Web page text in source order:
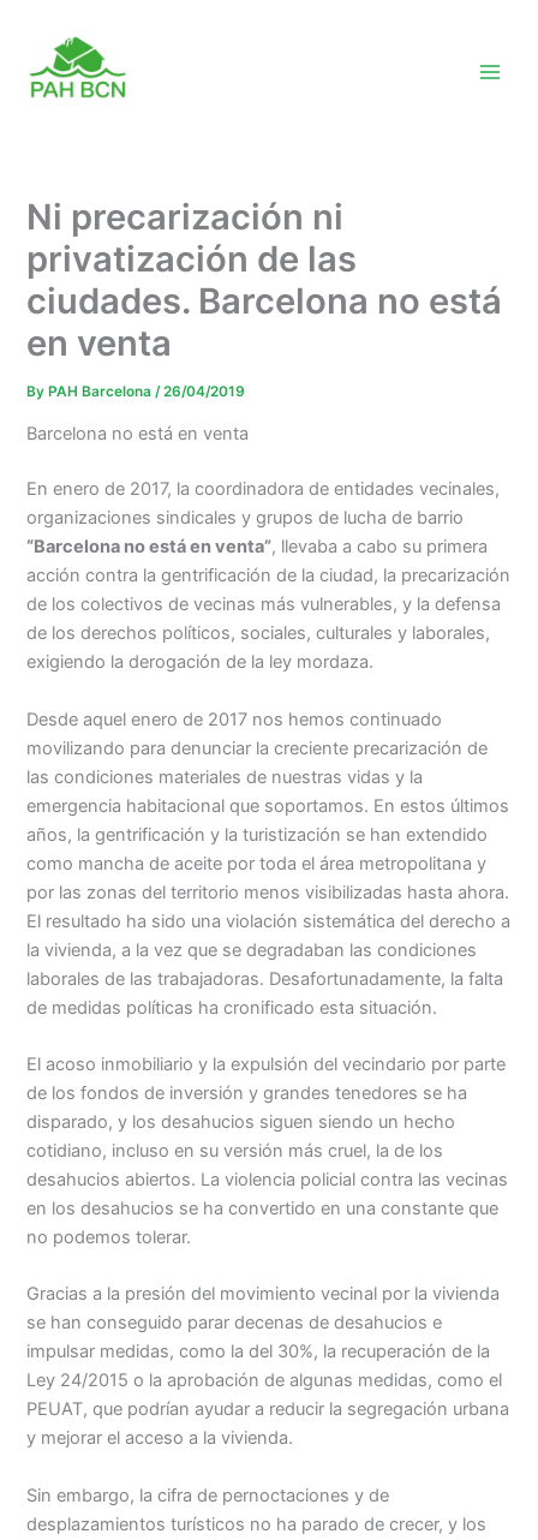
content
Ni precarización ni
privatización de las
ciudades. Barcelona no está
en venta
By PAH Barcelona/26/04/2019
Barcelona no está en venta
En enero de 2017, la coordinadora de entidades vecinales,
organizaciones sindicales y grupos de lucha de barrio
“Barcelona no está en venta”, llevaba a cabo su primera
acción contra la gentrificación de la ciudad, la precarización
de los colectivos de vecinas más vulnerables, y la defensa
de los derechos políticos, sociales, culturales y laborales,
exigiendo la derogación de la ley mordaza.
Desde aquel enero de 2017 nos hemos continuado
movilizando para denunciar la creciente precarización de
las condiciones materiales de nuestras vidas y la
emergencia habitacional que soportamos. En estos últimos
años, la gentrificación y la turistización se han extendido
como mancha de aceite por toda el área metropolitana y
por las zonas del territorio menos visibilizadas hasta ahora.
El resultado ha sido una violación sistemática del derecho a
la vivienda, a la vez que se degradaban las condiciones
laborales de las trabajadoras. Desafortunadamente, la falta
de medidas políticas ha cronificado esta situación.
El acoso inmobiliario y la expulsión del vecindario por parte
de los fondos de inversión y grandes tenedores se ha
disparado, y los desahucios siguen siendo un hecho
cotidiano, incluso en su versión más cruel, la de los
desahucios abiertos. La violencia policial contra las vecinas
en los desahucios se ha convertido en una constante que
no podemos tolerar.
Gracias a la presión del movimiento vecinal por la vivienda
se han conseguido parar decenas de desahucios e
impulsar medidas, como la del 30%, la recuperación de la
Ley 24/2015 o la aprobación de algunas medidas, como el
PEUAT, que podrían ayudar a reducir la segregación urbana
y mejorar el acceso a la vivienda.
Sin embargo, la cifra de pernoctaciones y de
desplazamientos turísticos no ha parado de crecer, y los